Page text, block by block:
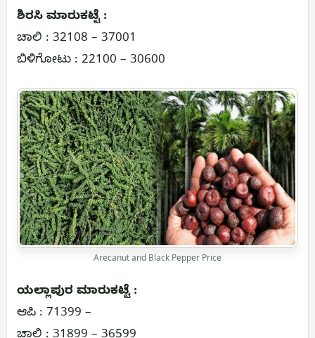
ಶಿರಸಿ ಮಾರುಕಟ್ಟೆ :
ಚಾಲಿ : 32108 – 37001
ಬಿಳಿಗೋಟು : 22100 – 30600
Arecanut and Black Pepper Price
ಯಲ್ಲಾಪುರ ಮಾರುಕಟ್ಟೆ :
ಆಪಿ : 71399 –